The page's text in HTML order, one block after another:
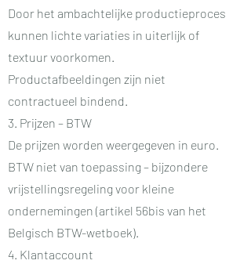
Door het ambachtelijke productieproces
kunnen lichte variaties in uiterlijk of
textuur voorkomen.
Productafbeeldingen zijn niet
contractueel bindend.
3. Prijzen – BTW
De prijzen worden weergegeven in euro.
BTW niet van toepassing – bijzondere
vrijstellingsregeling voor kleine
ondernemingen (artikel 56bis van het
Belgisch BTW-wetboek).
4. Klantaccount